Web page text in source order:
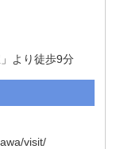
より徒歩9分
visit/